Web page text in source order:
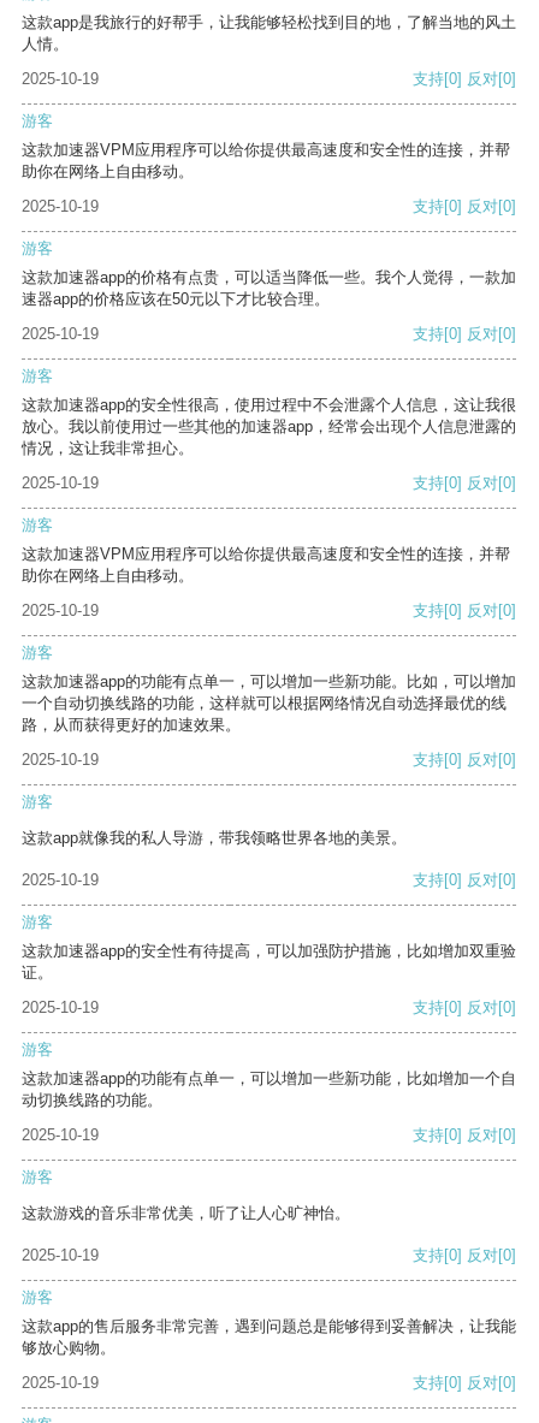
这款app是我旅行的好帮手，让我能够轻松找到目的地，了解当地的风土
人情。
2025-10-19
支持[0] 反对[0]
游客
这款加速器VPM应用程序可以给你提供最高速度和安全性的连接，并帮
助你在网络上自由移动。
2025-10-19
支持[0] 反对[0]
游客
这款加速器app的价格有点贵，可以适当降低一些。我个人觉得，一款加
速器app的价格应该在50元以下才比较合理。
2025-10-19
支持[0] 反对[0]
游客
这款加速器app的安全性很高，使用过程中不会泄露个人信息，这让我很
放心。我以前使用过一些其他的加速器app，经常会出现个人信息泄露的
情况，这让我非常担心。
2025-10-19
支持[0] 反对[0]
游客
这款加速器VPM应用程序可以给你提供最高速度和安全性的连接，并帮
助你在网络上自由移动。
2025-10-19
支持[0] 反对[0]
游客
这款加速器app的功能有点单一，可以增加一些新功能。比如，可以增加
一个自动切换线路的功能，这样就可以根据网络情况自动选择最优的线
路，从而获得更好的加速效果。
2025-10-19
支持[0] 反对[0]
游客
这款app就像我的私人导游，带我领略世界各地的美景。
2025-10-19 支持[0] 反对[0]
游客
这款加速器app的安全性有待提高，可以加强防护措施，比如增加双重验
证。
2025-10-19
支持[0] 反对[0]
游客
这款加速器app的功能有点单一，可以增加一些新功能，比如增加一个自
动切换线路的功能。
2025-10-19
支持[0] 反对[0]
游客
这款游戏的音乐非常优美，听了让人心旷神怡。
2025-10-19 支持[0] 反对[0]
游客
这款app的售后服务非常完善，遇到问题总是能够得到妥善解决，让我能
够放心购物。
2025-10-19
支持[0] 反对[0]